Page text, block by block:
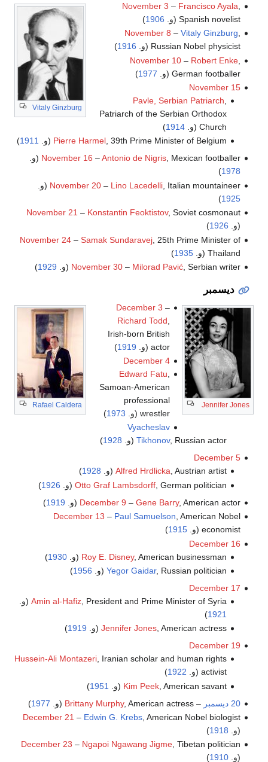
Vitaly Ginzburg
November 3 – Francisco Ayala
Spanish novelist (و.
1906
)
November 8 – Vitaly Ginzburg,
Russian Nobel physicist (و.
1916
)
November 10– Robert Enke,
German footballer (و.
1977
)
November 15
Pavle, Serbian Patriarch
Patriarch of the Serbian Orthodox
Church (و.
1914
)
Pierre Harmel, 39th Prime Minister of Belgium (و. 1911
)
November 16 –Antonio de Nigris, Mexican footballer (و.
1978
)
November 20– Lino Lacedelli, Italian mountaineer (و.
1925
)
November 21 – Konstantin Feoktistov, Soviet cosmonaut
(و. 1926
)
November 24– Samak Sundaravej, 25th Prime Minister of
Thailand (و.
1935
)
November 30– Milorad Pavić, Serbian writer (و. 1929
)
ديسمبر
Jennifer Jones
Rafael Caldera
December 3 –
Richard Todd
Irish-born British
actor (و.
1919
)
December 4
Edward Fatu
Samoan-American
professional
wrestler (و.
1973
)
Vyacheslav
Tikhonov, Russian actor (و. 1928
)
December 5
Alfred Hrdlicka, Austrian artist (و. 1928
)
Otto Graf Lambsdorff , German politician (و. 1926
)
December 9 – Gene Barry, American actor (و. 1919
)
December 13 – Paul Samuelson , American Nobel
economist (و.
1915
)
December 16
Roy E. Disney, American businessman (و. 1930
)
Yegor Gaidar, Russian politician (و. 1956
)
December 17
Amin al-Hafiz , President and Prime Minister of Syria (و.
1921
)
Jennifer Jones, American actress (و. 1919
)
December 19
Hussein-Ali Montazeri, Iranian scholar and human rights
activist (و.
1922
)
Kim Peek , American savant (و. 1951
)
20 ديسمبر
–
Brittany Murphy, American actress (و. 1977
)
December 21 – Edwin G. Krebs, American Nobel biologist
(و. 1918
)
December 23 – Ngapoi Ngawang Jigme, Tibetan politician
(و.1910
)